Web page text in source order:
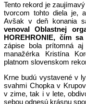
Tento rekord je
tvorcom tohto diela je,
Avšak v deň konania
venoval Oblastnej
HOREHRONIE, čím
zápise bola prítomná aj
manažérka Kristína
platnom slovenskom
Krne budú vystavené v
svahmi Chopka v
v zime, tak i v lete,
sebou odnesú krásnu